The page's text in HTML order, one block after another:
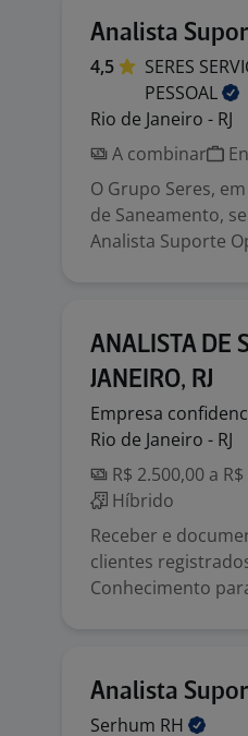
Analista
4,5
SERES
PESSOAL
Rio de Janeiro - RJ
A combinar
O Grupo Seres,
de Saneamento,
Analista Suporte
ANALISTA DE
JANEIRO, RJ
Empresa
Rio de Janeiro - RJ
R$ 2.500,00 a
Híbrido
Receber e
clientes
Conhecimento
Analista
Serhum RH